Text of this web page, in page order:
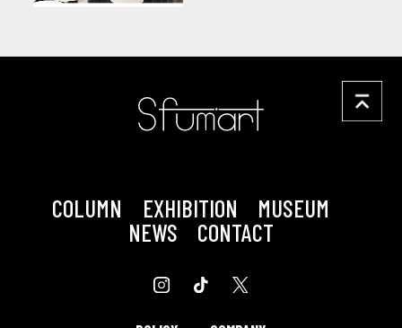
COLUMN EXHIBITION
MUSEUM
NEWS
CONTACT